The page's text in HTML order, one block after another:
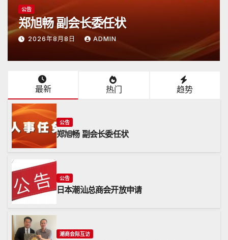
公告
郑旭畅 副会长委任状
2026年8月8日 ADMIN
最新 热门 趋势
公告
郑旭畅 副会长委任状
公告
日本潮汕总商会开放申请
潮商会际互访